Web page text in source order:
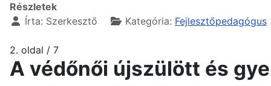
Részletek
Írta: Szerkesztő Kategória: Fejlesztőpedagógus
2. oldal / 7
A védőnői újszülött és